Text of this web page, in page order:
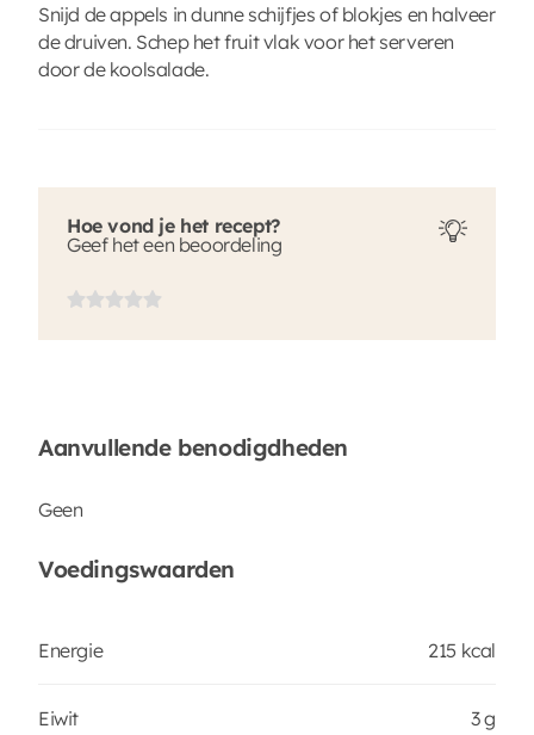
Snijd de appels in dunne schijfjes of blokjes en halveer
de druiven. Schep het fruit vlak voor het serveren
door de koolsalade.
Hoe vond je het recept?
Geef het een beoordeling
Aanvullende benodigdheden
Geen
Voedingswaarden
Energie 215 kcal
Eiwit 3 g